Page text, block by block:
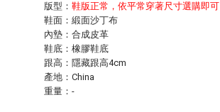
版型： 鞋版正常，依平常穿著尺寸選購即可
鞋面：緞面沙丁布
內墊：合成皮革
鞋底：橡膠鞋底
跟高：隱藏跟高4cm
產地：China
重量：-